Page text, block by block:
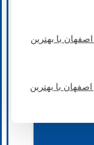
با بهترین
با بهترین